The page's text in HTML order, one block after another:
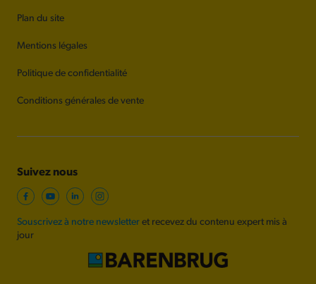
Plan du site
Mentions légales
Politique de confidentialité
Conditions générales de vente
Suivez nous
Souscrivez à notre newsletter et recevez du contenu expert mis à
jour